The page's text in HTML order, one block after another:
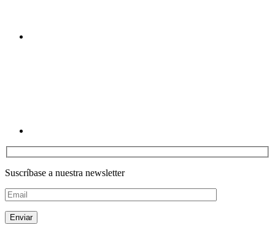
Suscríbase a nuestra newsletter